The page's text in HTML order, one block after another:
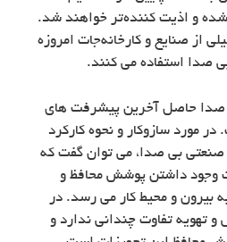
و اذیت‌ کننده‌تر خواهند شد.
از صنایع و کارخانه‌جات امروزه
صدا استفاده می کنند.
صدا حاصل آخرین پیشرفت های
مورد سازوکار و نحوه کارکرد
بی صدا، می توان گفت که
وجود داشتن پوشش محافظ و
بیرون و محیط کار می رسد. در
تهویه تفاوت چندانی ندارد و